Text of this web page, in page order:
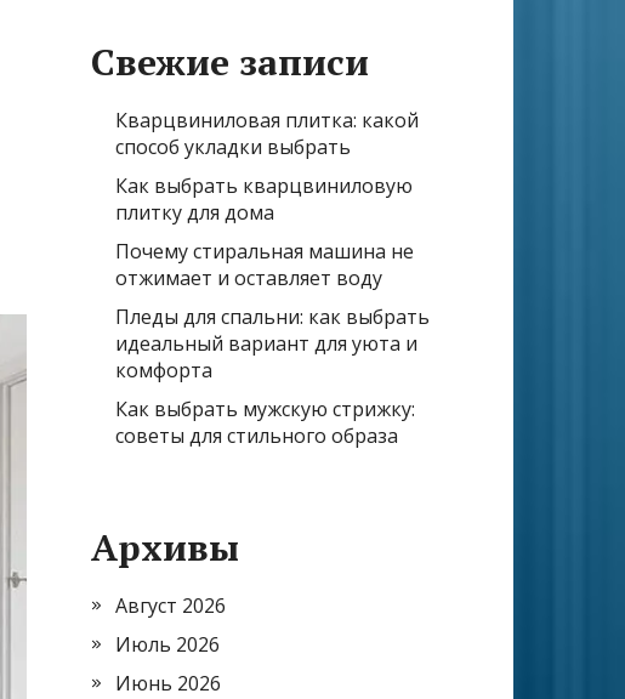
Свежие записи
Кварцвиниловая плитка: какой
способ укладки выбрать
Как выбрать кварцвиниловую
плитку для дома
Почему стиральная машина не
отжимает и оставляет воду
Пледы для спальни: как выбрать
идеальный вариант для уюта и
комфорта
Как выбрать мужскую стрижку:
советы для стильного образа
Архивы
Август 2026
Июль 2026
Июнь 2026